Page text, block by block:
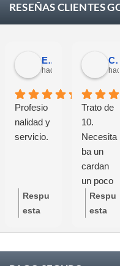
RESEÑAS CLIENTES
Eloy Corchero Martinez de Guereñu
hace 4 semanas
Profesio
nalidad y
servicio.
Respu
esta
tario:
Carlos Trullás
Trato de
10.
Necesita
ba un
cardan
un poco
específic
o y se
que
Respu
esta
tario: